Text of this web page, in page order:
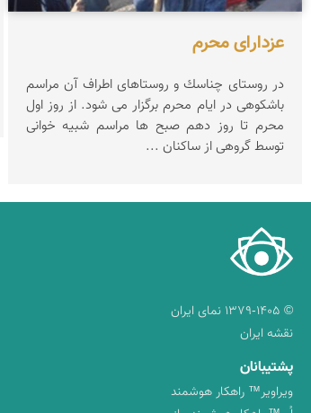
عزدارای محرم
در روستای چناسك و روستاهای اطراف آن مراسم
باشكوهی در ایام محرم برگزار می شود. از روز اول
محرم تا روز دهم صبح ها مراسم شبیه خوانی
توسط گروهی از ساكنان ...
© ۱۳۷۹-۱۴۰۵ نمای ایران
نقشه ایران
پشتیبانان
ویراویر™ راهکار هوشمند